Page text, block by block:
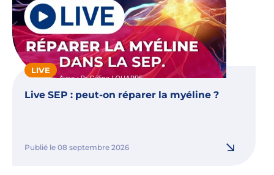
LIVE
Live SEP : peut-on réparer la myéline ?
Publié le 08 septembre 2026